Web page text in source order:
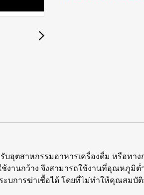
บอุตสาหกรรมอาหารเครื่องดื่ม หรือท
งานกว้าง จึงสามารถใช้งานที่อุณหภูมิ
ะบการฆ่าเชื้อได้ โดยที่ไม่ทำให้คุณสมบั